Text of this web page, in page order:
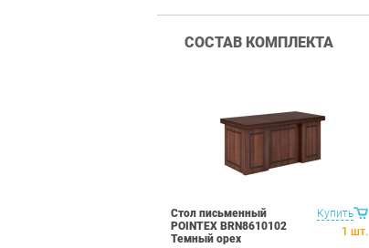
СОСТАВ КОМПЛЕКТА
Купить
Стол письменный
POINTEX BRN8610102
Темный орех
1 шт.